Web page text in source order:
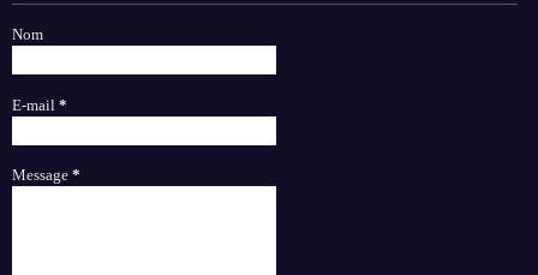
Nom
E-mail *
Message *